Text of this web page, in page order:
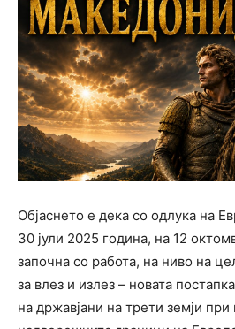
Објаснето е дека со одлука на
30 јули 2025 година, на 12
започна со работа, на ниво на
за влез и излез – новата
на државјани на трети земји